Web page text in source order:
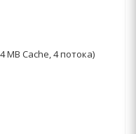
MB Cache, 4 потока)